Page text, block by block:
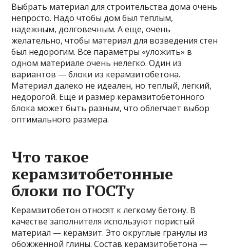
Выбрать материал для строительства дома очень
непросто. Надо чтобы дом был теплым,
надежным, долговечным. А еще, очень
желательно, чтобы материал для возведения стен
был недорогим. Все параметры «уложить» в
одном материале очень нелегко. Один из
вариантов — блоки из керамзитобетона.
Материал далеко не идеален, но теплый, легкий,
недорогой. Еще и размер керамзитобетонного
блока может быть разным, что облегчает выбор
оптимального размера.
Что такое
керамзитобетонные
блоки по ГОСТу
Керамзитобетон относят к легкому бетону. В
качестве заполнителя используют пористый
материал — керамзит. Это округлые гранулы из
обожженной глины. Состав керамзитобетона —